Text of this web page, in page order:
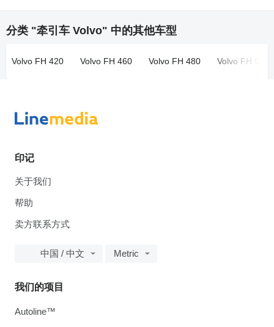
分类 "牵引车 Volvo" 中的其他车型
Volvo FH 420 Volvo FH 460 Volvo FH 480 Volvo FH 500
印记
关于我们
帮助
卖方联系方式
中国 / 中文 Metric
我们的项目
Autoline™